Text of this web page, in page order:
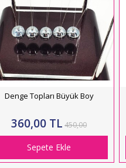
Denge Topları Büyük Boy
360,00 TL 450,00
Sepete Ekle